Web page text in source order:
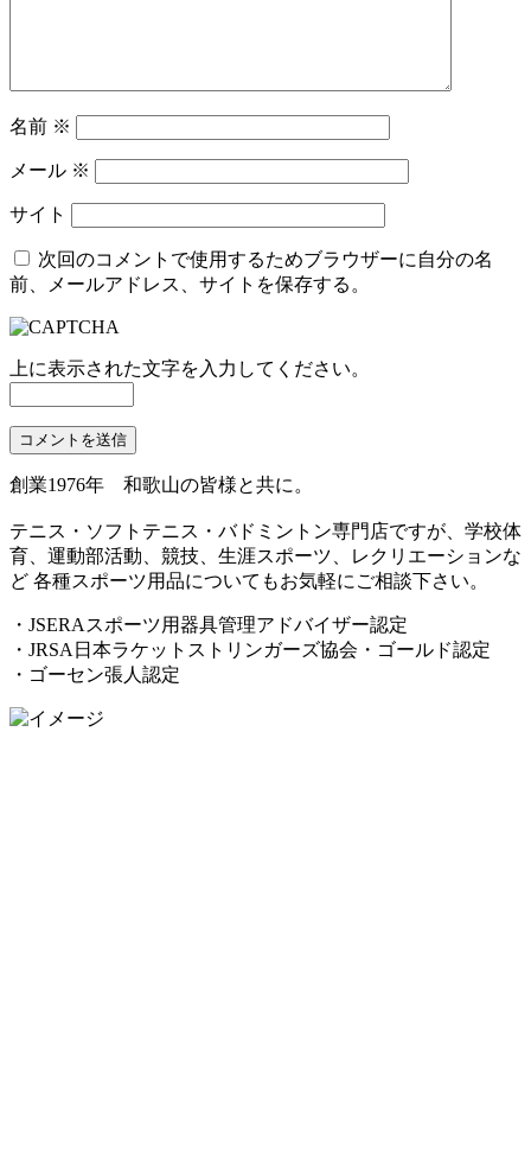
名前 ※
メール ※
サイト
次回のコメントで使用するためブラウザーに自分の名
前、メールアドレス、サイトを保存する。
上に表示された文字を入力してください。
創業1976年 和歌山の皆様と共に。
テニス・ソフトテニス・バドミントン専門店ですが、学校体
育、運動部活動、競技、生涯スポーツ、レクリエーションな
ど 各種スポーツ用品についてもお気軽にご相談下さい。
・JSERAスポーツ用器具管理アドバイザー認定
・JRSA日本ラケットストリンガーズ協会・ゴールド認定
・ゴーセン張人認定